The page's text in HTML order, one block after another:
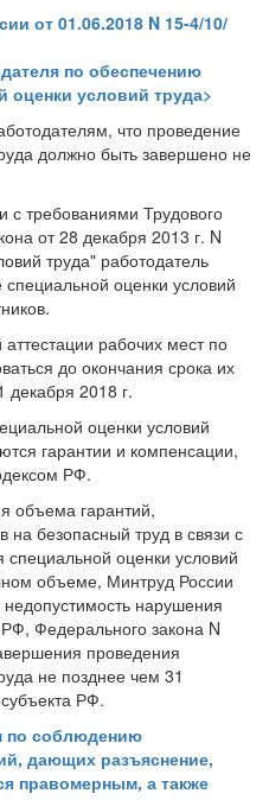
от 01.06.2018 N 15-4/10/
по обеспечению
оценки условий труда>
что проведение
должно быть завершено не
с требованиями Трудового
от 28 декабря 2013 г. N
труда" работодатель
оценки условий
рабочих мест по
до окончания срока их
декабря 2018 г.
оценки условий
гарантии и компенсации,
РФ.
объема гарантий,
на безопасный труд в связи с
оценки условий
объеме, Минтруд России
нарушения
Федерального закона N
проведения
не позднее чем 31
РФ.
по соблюдению
дающих разъяснение,
правомерным, а также